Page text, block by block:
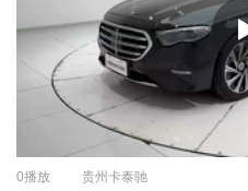
0播放 贵州卡泰驰